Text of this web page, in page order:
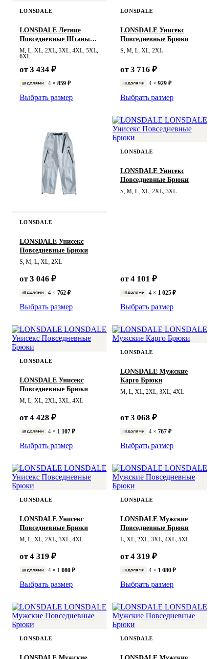
LONSDALE
LONSDALE Летние
Повседневные Штаны
Мужские
M, L, XL, 2XL, 3XL, 4XL, 5XL,
6XL
от 3 434 ₽
4 × 859 ₽
Выбрать размер
LONSDALE
LONSDALE Унисекс
Повседневные Брюки
S, M, L, XL, 2XL
от 3 716 ₽
4 × 929 ₽
Выбрать размер
LONSDALE
LONSDALE Унисекс
Повседневные Брюки
S, M, L, XL, 2XL
от 3 046 ₽
4 × 762 ₽
Выбрать размер
LONSDALE
LONSDALE Унисекс
Повседневные Брюки
S, M, L, XL, 2XL, 3XL
от 4 101 ₽
4 × 1 025 ₽
Выбрать размер
LONSDALE
LONSDALE Унисекс
Повседневные Брюки
M, L, XL, 2XL, 3XL, 4XL
от 4 428 ₽
4 × 1 107 ₽
Выбрать размер
LONSDALE
LONSDALE Мужские
Карго Брюки
M, L, XL, 2XL, 3XL, 4XL
от 3 068 ₽
4 × 767 ₽
Выбрать размер
LONSDALE
LONSDALE Унисекс
Повседневные Брюки
M, L, XL, 2XL, 3XL, 4XL
от 4 319 ₽
4 × 1 080 ₽
Выбрать размер
LONSDALE
LONSDALE Мужские
Повседневные Брюки
L, XL, 2XL, 3XL, 4XL, 5XL
от 4 319 ₽
4 × 1 080 ₽
Выбрать размер
LONSDALE
LONSDALE Мужские
LONSDALE
LONSDALE Мужские